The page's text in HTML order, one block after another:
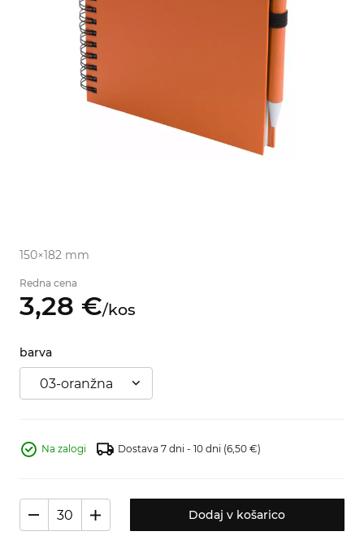
150×182 mm
Redna cena
3,28 €/kos
barva
03-oranžna
Na zalogi Dostava 7 dni - 10 dni (6,50 €)
Dodaj v košarico